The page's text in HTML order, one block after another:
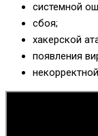
системной
сбоя;
хакерской
появления